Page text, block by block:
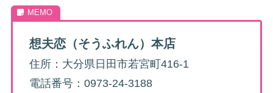
想夫恋（そうふれん）本店
住所：大分県日田市若宮町416-1
電話番号：0973-24-3188